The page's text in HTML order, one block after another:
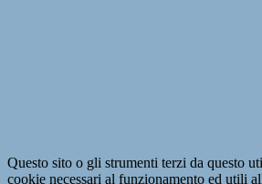
Questo sito o gli strumenti terzi da questo
cookie necessari al funzionamento ed utili